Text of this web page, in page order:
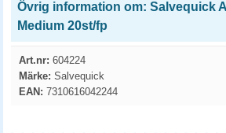
Övrig information om: Salvequick
Medium 20st/fp
Art.nr: 604224
Märke: Salvequick
EAN: 7310616042244